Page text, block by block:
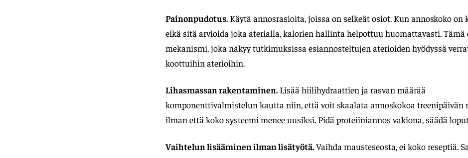
Painonpudotus. Käytä annosrasioita, joissa on selkeät osiot. Kun annoskoko on
eikä sitä arvioida joka aterialla, kalorien hallinta helpottuu huomattavasti. Tämä
mekanismi, joka näkyy tutkimuksissa esiannosteltujen aterioiden hyödyssä
koottuihin aterioihin.
Lihasmassan rakentaminen. Lisää hiilihydraattien ja rasvan määrää
komponenttivalmistelun kautta niin, että voit skaalata annoskokoa treenipäivän
ilman että koko systeemi menee uusiksi. Pidä proteiiniannos vakiona, säädä
Vaihtelun lisääminen ilman lisätyötä.Vaihda mausteseosta, ei koko reseptiä.